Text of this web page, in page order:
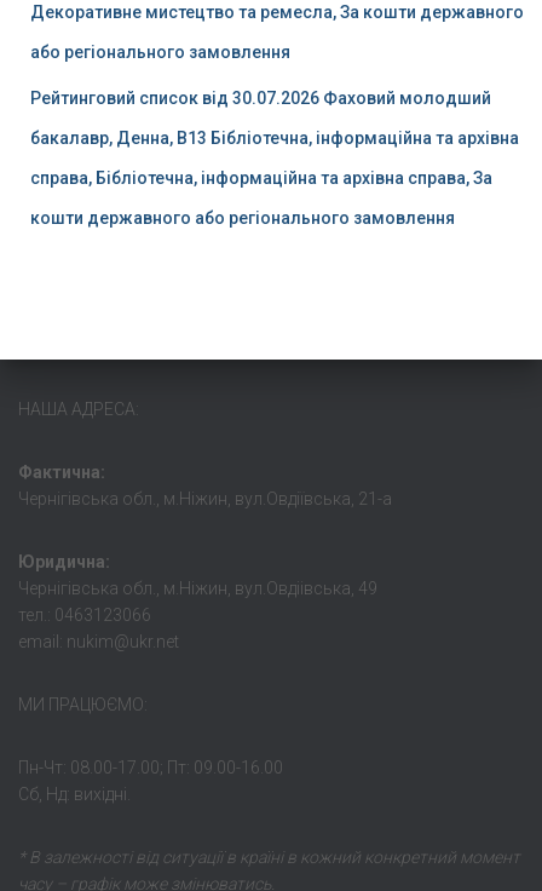
Декоративне мистецтво та ремесла, За кошти державного
або регіонального замовлення
Рейтинговий список від 30.07.2026 Фаховий молодший
бакалавр, Денна, B13 Бібліотечна, інформаційна та архівна
справа, Бібліотечна, інформаційна та архівна справа, За
кошти державного або регіонального замовлення
НАША АДРЕСА:
Фактична:
Чернігівська обл., м.Ніжин, вул.Овдіївська, 21-а
Юридична:
Чернігівська обл., м.Ніжин, вул.Овдіівська, 49
тел.: 0463123066
email: nukim@ukr.net
МИ ПРАЦЮЄМО:
Пн-Чт: 08.00-17.00; Пт: 09.00-16.00
Сб, Нд: вихідні.
* В залежності від ситуації в країні в кожний конкретний момент
часу – графік може змінюватись.